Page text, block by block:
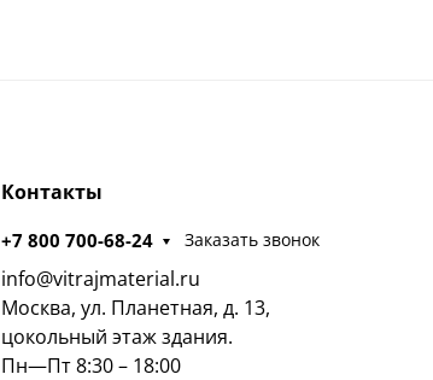
Контакты
+7 800 700-68-24 Заказать звонок
info@vitrajmaterial.ru
Москва, ул. Планетная, д. 13,
цокольный этаж здания.
Пн—Пт 8:30 – 18:00